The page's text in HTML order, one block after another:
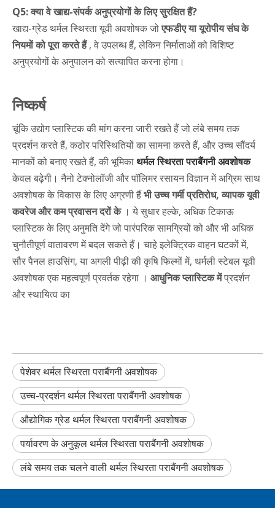
Q5: क्या वे खाद्य-संपर्क अनुप्रयोगों के लिए सुरक्षित हैं?
खाद्य-ग्रेड थर्मल स्थिरता यूवी अवशोषक जोएफडीए या यूरोपीय संघ के
नियमों को पूरा करते हैं, वे उपलब्ध हैं, लेकिन निर्माताओं को विशिष्ट
अनुप्रयोगों के अनुपालन को सत्यापित करना होगा।
निष्कर्ष
चूंकि उद्योग प्लास्टिक की मांग करना जारी रखते हैं जो लंबे समय तक
प्रदर्शन करते हैं, कठोर परिस्थितियों का सामना करते हैं, और उच्च सौंदर्य
मानकों को बनाए रखते हैं, की भूमिकाथर्मल स्थिरता पराबैंगनी अवशोषक
केवल बढ़ेगी। नैनो टेक्नोलॉजी और पॉलिमर रसायन विज्ञान में अग्रिम साथ
अवशोषक के विकास के लिए अग्रणी हैंभी उच्च गर्मी प्रतिरोध, व्यापक यूवी
कवरेज और कम प्रवासन दरों के । ये सुधार हल्के, अधिक टिकाऊ
प्लास्टिक के लिए अनुमति देंगे जो पारंपरिक सामग्रियों को और भी अधिक
चुनौतीपूर्ण वातावरण में बदल सकते हैं। चाहे इलेक्ट्रिक वाहन घटकों में,
सौर पैनल हाउसिंग, या अगली पीढ़ी की कृषि फिल्मों में, थर्मली स्टेबल यूवी
अवशोषक एक महत्वपूर्ण प्रवर्तक रहेगा । आधुनिक प्लास्टिक मेंप्रदर्शन
और स्थायित्व का
पेशेवर थर्मल स्थिरता पराबैंगनी अवशोषक
उच्च-प्रदर्शन थर्मल स्थिरता पराबैंगनी अवशोषक
औद्योगिक ग्रेड थर्मल स्थिरता पराबैंगनी अवशोषक
पर्यावरण के अनुकूल थर्मल स्थिरता पराबैंगनी अवशोषक
लंबे समय तक चलने वाली थर्मल स्थिरता पराबैंगनी अवशोषक